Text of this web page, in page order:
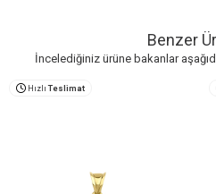
Benzer
İncelediğiniz ürüne bakanlar
Hızlı Teslimat